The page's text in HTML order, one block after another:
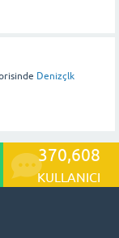
Denizçlk
370,608
KULLANICI